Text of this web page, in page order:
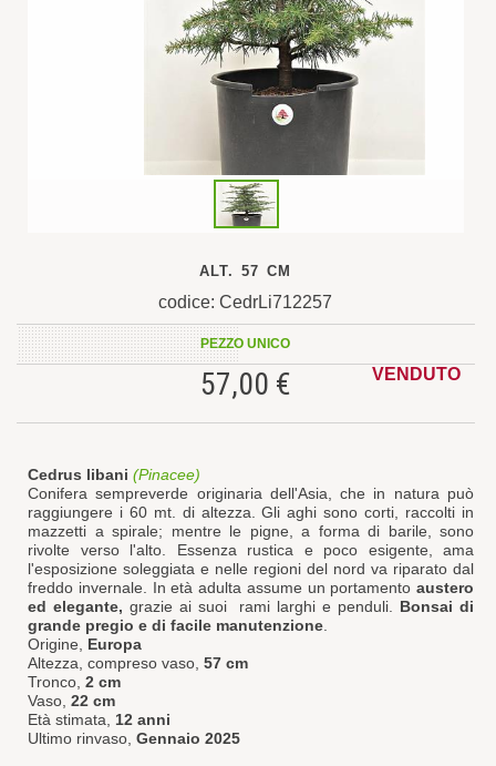
ALT. 57 CM
codice: CedrLi712257
PEZZO UNICO
57,00 € VENDUTO
Cedrus libani (Pinacee)
Conifera sempreverde originaria dell'Asia, che in natura può
raggiungere i 60 mt. di altezza. Gli aghi sono corti, raccolti in
mazzetti a spirale; mentre le pigne, a forma di barile, sono
rivolte verso l'alto. Essenza rustica e poco esigente, ama
l'esposizione soleggiata e nelle regioni del nord va riparato dal
freddo invernale. In età adulta assume un portamento austero
ed elegante, grazie ai suoi rami larghi e penduli. Bonsai di
grande pregio e di facile manutenzione
Origine, Europa
Altezza, compreso vaso, 57 cm
Tronco, 2 cm
Vaso, 22 cm
Età stimata, 12 anni
Ultimo rinvaso, Gennaio 2025